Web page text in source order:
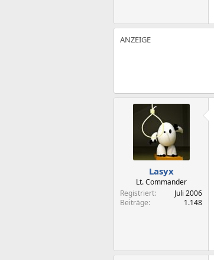
Lasyx
Lt. Commander
Registriert
Juli 2006
Beiträge
1.148